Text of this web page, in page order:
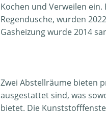
Kochen und Verweilen
Regendusche, wurden
Gasheizung wurde 2014
Zwei Abstellräume bieten
ausgestattet sind, was
bietet. Die